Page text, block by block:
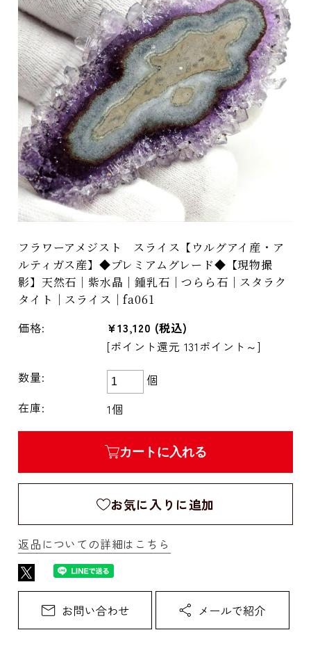
フラワーアメジスト スライス【ウルグアイ産・ア
ルティガス産】◆プレミアムグレード◆【現物撮
影】天然石｜紫水晶｜鍾乳石｜つらら石｜スタラク
タイト｜スライス｜fa061
価格: ¥13,120 (税込)
[ポイント還元 131ポイント～]
数量:
個
在庫:
1個
カートに入れる
お気に入りに追加
返品についての詳細はこちら